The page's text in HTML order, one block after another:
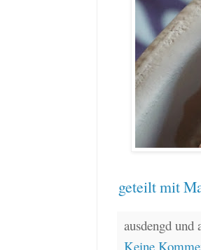
geteilt mit
ausdengd
Keine